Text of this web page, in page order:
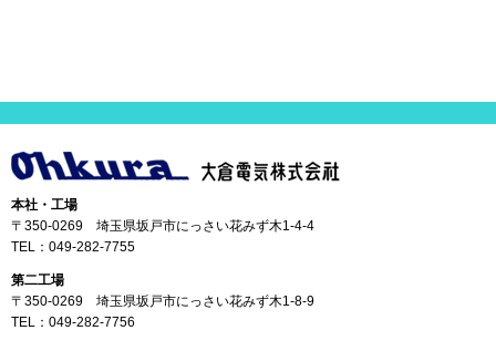
本社・工場
〒350-0269 埼玉県坂戸市にっさい花みず木1-4-4
TEL： 049-282-7755
第二工場
〒350-0269 埼玉県坂戸市にっさい花みず木1-8-9
TEL： 049-282-7756